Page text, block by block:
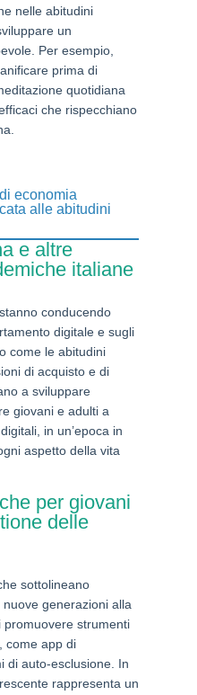
nelle abitudini
un
Per esempio,
prima di
quotidiana
che rispecchiano
economia
alle abitudini
e altre
italiane
conducendo
digitale e sugli
come le abitudini
di acquisto e di
a sviluppare
giovani e adulti a
in un’epoca in
aspetto della vita
per giovani
delle
sottolineano
nuove generazioni alla
promuovere strumenti
come app di
di auto-esclusione. In
rappresenta un